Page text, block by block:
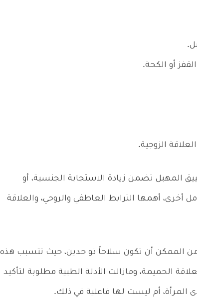
أو الكحة.
الزوجية.
المهبل تضمن زيادة الاستجابة الجنسية، أو
أخرى، أهمها الترابط العاطفي والروحي، والعلاقة
الممكن أن تكون سلاحاً ذو حدين، حيث تتسبب هذه
الحميمة، ومازالت الأدلة الطبية مطلوبة لتأكيد
المرأة، أم ليست لها فاعلية في ذلك.